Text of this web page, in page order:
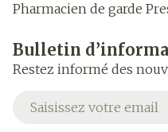
Pharmacien de garde
Bulletin
Restez informé des
Adresse mail